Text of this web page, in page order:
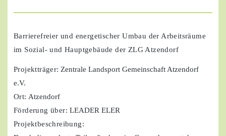
Barrierefreier und energetischer Umbau der Arbeitsräume
im Sozial- und Hauptgebäude der ZLG Atzendorf
Projektträger: Zentrale Landsport Gemeinschaft Atzendorf
e.V.
Ort: Atzendorf
Förderung über: LEADER ELER
Projektbeschreibung: